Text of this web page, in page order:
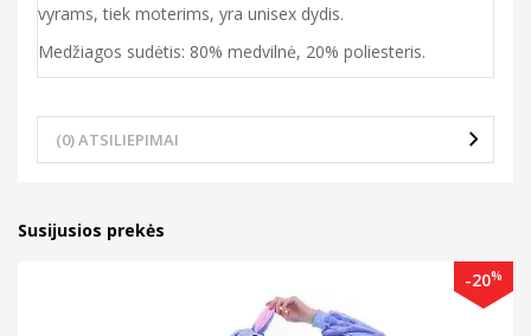
vyrams, tiek moterims, yra unisex dydis.
Medžiagos sudėtis: 80% medvilnė, 20% poliesteris.
(0) ATSILIEPIMAI
Susijusios prekės
-20%